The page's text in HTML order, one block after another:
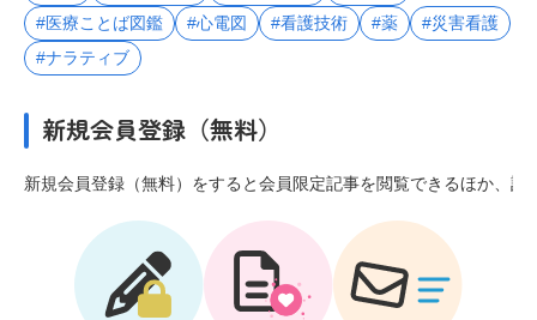
#医療ことば図鑑 #心電図 #看護技術 #薬
#災害看護
#ナラティブ
新規会員登録（無料）
新規会員登録（無料）をすると会員限定記事を閲覧できるほか、